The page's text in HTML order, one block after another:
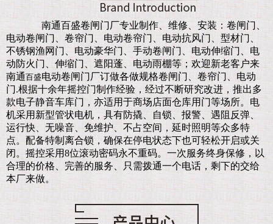
南通百盛卷闸门厂专业制作、维修、安装：卷闸门、
电动卷闸门、卷帘门、电动卷帘门、电动抗风门、型材门、
不锈钢渔网门、电动豪华门、手动卷闸门、电动伸缩门、电
动防火门、伸缩门、遮阳蓬、电动雨棚等；欢迎新老客户来
南通 百盛电动卷闸门厂订做各做规格卷闸门、卷帘门、电动
门.根据十余年摇控门制作经验，经过不断研究改进，推出多
款电子静音车库门，亦适用于商场店面仓库用门等场所。电
机采用新型管状电机，具有防撬、自锁、报警、遇阻反弹、
运行快、无噪音、免维护、不占空间，延时照明等众多特
点。配备特制离合锁，确保在停电状态下也可轻松开启或关
闭。摇控采用8位滚动密码永不重码。一次服务终身保修，以
合理的价格、完善的服务、只需拨通一个电话，剩下的交给
本厂来做。